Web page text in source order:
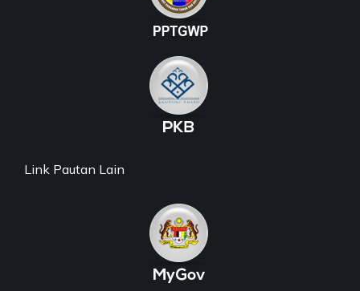
Link Pautan Lain